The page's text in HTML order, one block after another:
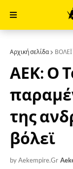
Αρχική σελίδα ΒΟΛΕΪ
ΑΕΚ: Ο
της
βόλεϊ
by Aekempire.Gr